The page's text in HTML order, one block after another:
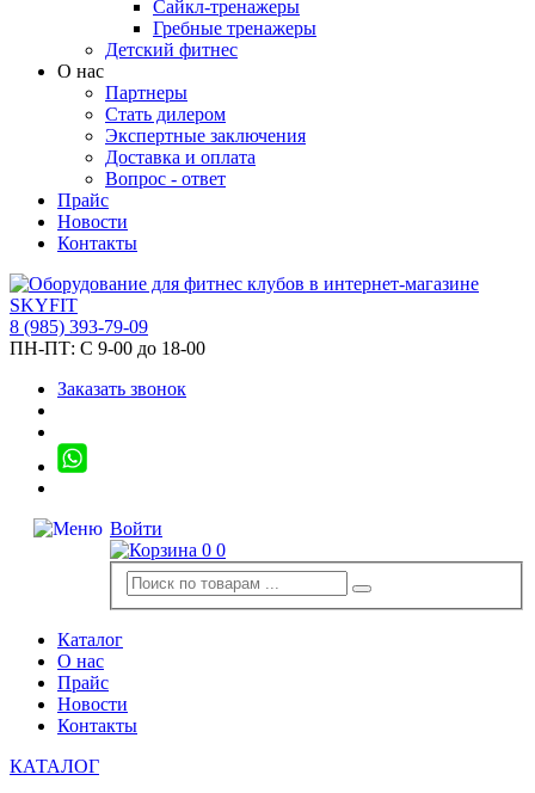
Сайкл-тренажеры
Гребные тренажеры
Детский фитнес
О нас
Партнеры
Стать дилером
Экспертные заключения
Доставка и оплата
Вопрос - ответ
Прайс
Новости
Контакты
8 (985) 393-79-09
ПН-ПТ: С 9-00 до 18-00
Заказать звонок
Войти
0 0
Каталог
О нас
Прайс
Новости
Контакты
КАТАЛОГ